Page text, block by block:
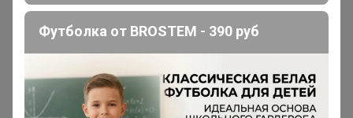
‌Вкусная чашка кофе, это правильная экстракция. Из
одного и того же пакета кофе можно приготовить 5
параметр экстракции. Разная экстракция = разный
результат. Это не как у чая работает.
Футболка от BROSTEM - 390 руб